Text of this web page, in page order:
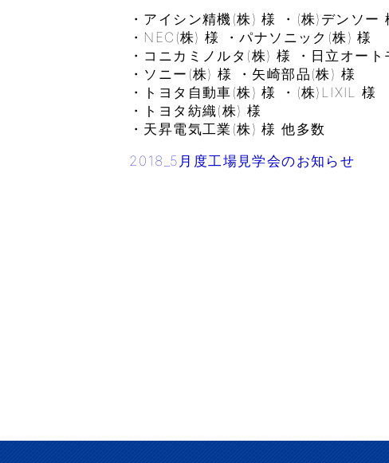
・アイシン精機(株) 様 ・(株)デンソー
・NEC(株) 様 ・パナソニック(株) 様
・コニカミノルタ(株) 様 ・日立オー
・ソニー(株) 様 ・矢崎部品(株) 様
・トヨタ自動車(株) 様 ・(株)LIXIL 様
・トヨタ紡織(株) 様
・天昇電気工業(株) 様 他多数
2018_5月度工場見学会のお知らせ